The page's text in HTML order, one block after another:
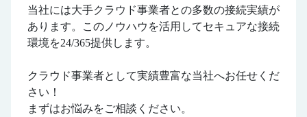
当社には大手クラウド事業者との多数の接続実績が
あります。このノウハウを活用してセキュアな接続
環境を24/365提供します。
クラウド事業者として実績豊富な当社へお任せくだ
さい！
まずはお悩みをご相談ください。